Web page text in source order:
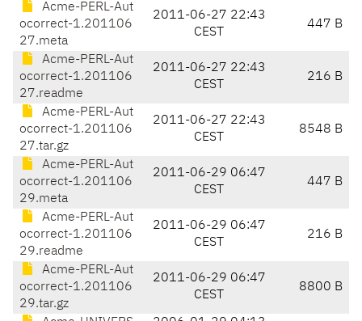
Acme-PERL-Aut
ocorrect-1.201106
27.meta
2011-06-27 22:43
CEST
447 B
Acme-PERL-Aut
ocorrect-1.201106
27.readme
2011-06-27 22:43
CEST
216 B
Acme-PERL-Aut
ocorrect-1.201106
27.tar.gz
2011-06-27 22:43
CEST
8548 B
Acme-PERL-Aut
ocorrect-1.201106
29.meta
2011-06-29 06:47
CEST
447 B
Acme-PERL-Aut
ocorrect-1.201106
29.readme
2011-06-29 06:47
CEST
216 B
Acme-PERL-Aut
ocorrect-1.201106
29.tar.gz
2011-06-29 06:47
CEST
8800 B